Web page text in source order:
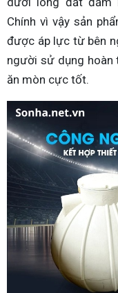
Chính vì vậy sản
được áp lực từ bên
người sử dụng hoàn
ăn mòn cực tốt.